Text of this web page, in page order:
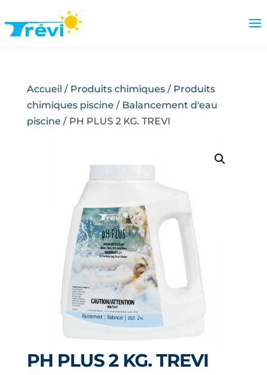
Accueil / Produits chimiques/ Produits
chimiques piscine / Balancement d'eau
piscine / PH PLUS 2 KG. TREVI
PH PLUS 2 KG. TREVI